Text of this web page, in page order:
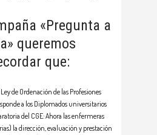
«Pregunta a
queremos
que:
de Ordenación de las Profesiones
a los Diplomados universitarios
del CGE: Ahora las enfermeras
la dirección, evaluación y prestación